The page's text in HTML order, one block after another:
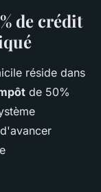
de crédit
réside dans
de 50%